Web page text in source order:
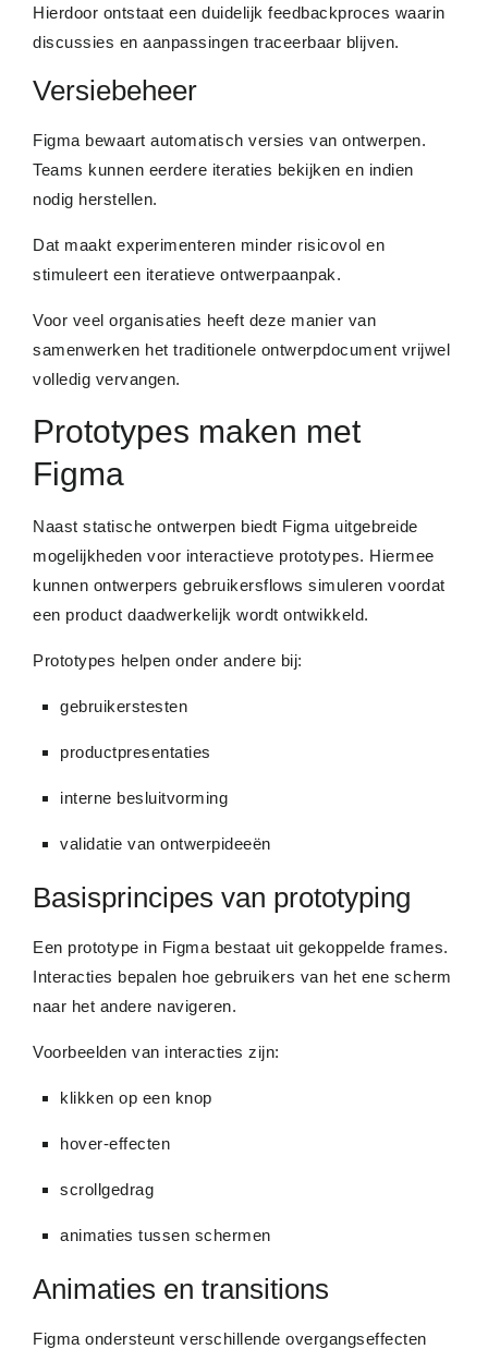
Hierdoor ontstaat een duidelijk feedbackproces waarin
discussies en aanpassingen traceerbaar blijven.
Versiebeheer
Figma bewaart automatisch versies van ontwerpen.
Teams kunnen eerdere iteraties bekijken en indien
nodig herstellen.
Dat maakt experimenteren minder risicovol en
stimuleert een iteratieve ontwerpaanpak.
Voor veel organisaties heeft deze manier van
samenwerken het traditionele ontwerpdocument vrijwel
volledig vervangen.
Prototypes maken met
Figma
Naast statische ontwerpen biedt Figma uitgebreide
mogelijkheden voor interactieve prototypes. Hiermee
kunnen ontwerpers gebruikersflows simuleren voordat
een product daadwerkelijk wordt ontwikkeld.
Prototypes helpen onder andere bij:
gebruikerstesten
productpresentaties
interne besluitvorming
validatie van ontwerpideeën
Basisprincipes van prototyping
Een prototype in Figma bestaat uit gekoppelde frames.
Interacties bepalen hoe gebruikers van het ene scherm
naar het andere navigeren.
Voorbeelden van interacties zijn:
klikken op een knop
hover-effecten
scrollgedrag
animaties tussen schermen
Animaties en transitions
Figma ondersteunt verschillende overgangseffecten